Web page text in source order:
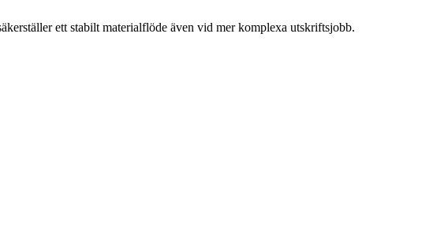
ett stabilt materialflöde även vid mer komplexa utskriftsjobb.